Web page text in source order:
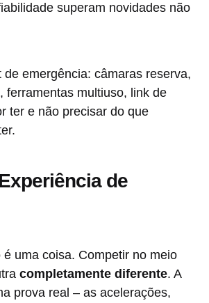
superam novidades não
de emergência: câmaras reserva,
ferramentas multiuso, link de
ter e não precisar do que
de
é uma coisa. Competir no meio
completamente diferente. A
prova real – as acelerações,